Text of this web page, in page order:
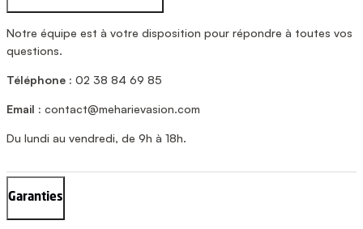
Notre équipe est à votre disposition pour répondre à toutes vos
questions.
Téléphone : 02 38 84 69 85
Email : contact@meharievasion.com
Du lundi au vendredi, de 9h à 18h.
Garanties